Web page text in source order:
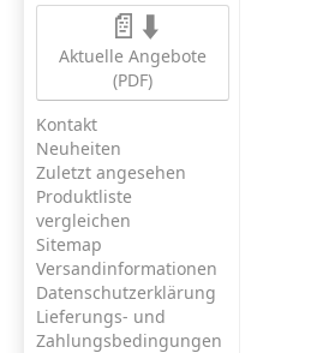
📄⬇️
Aktuelle Angebote
(PDF)
Kontakt
Neuheiten
Zuletzt angesehen
Produktliste
vergleichen
Sitemap
Versandinformationen
Datenschutzerklärung
Lieferungs- und
Zahlungsbedingungen